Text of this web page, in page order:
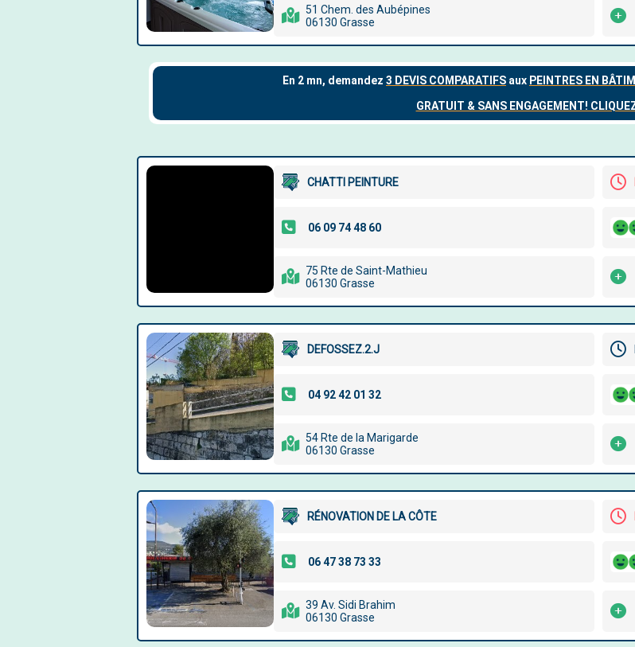
51 Chem. des Aubépines
06130 Grasse
CHATTI PEINTURE
75 Rte de Saint-Mathieu
06130 Grasse
DEFOSSEZ.2.J
54 Rte de la Marigarde
06130 Grasse
RÉNOVATION DE LA CÔTE
39 Av. Sidi Brahim
06130 Grasse